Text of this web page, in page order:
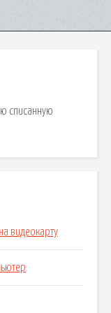
списанную
видеокарту